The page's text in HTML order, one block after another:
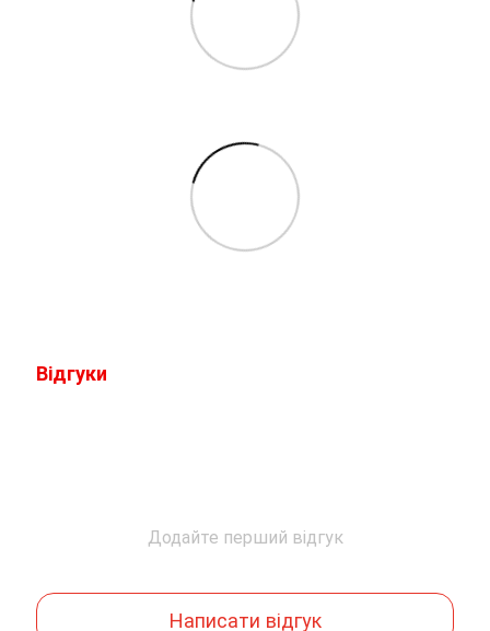
Відгуки
Додайте перший відгук
Написати відгук